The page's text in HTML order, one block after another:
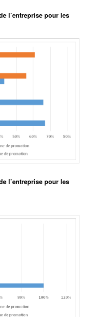
l’entreprise pour les
l’entreprise pour les